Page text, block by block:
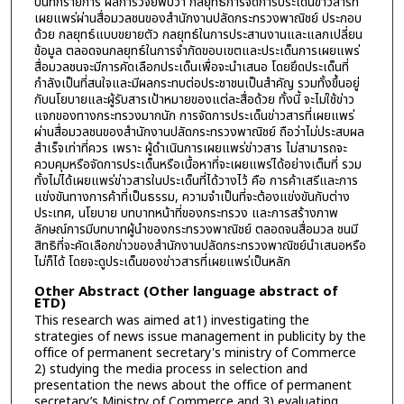
เผยแพร่ผ่านสื่อมวลชนของสำนักงานปลัดกระทรวงพาณิชย์ ประกอบ
ด้วย กลยุทธ์แบบขยายตัว กลยุทธ์ในการประสานงานและแลกเปลี่ยน
ข้อมูล ตลอดจนกลยุทธ์ในการจำกัดขอบเขตและประเด็นการเผยแพร่
สื่อมวลชนจะมีการคัดเลือกประเด็นเพื่อจะนำเสนอ โดยยึดประเด็นที่
กำลังเป็นที่สนใจและมีผลกระทบต่อประชาชนเป็นสำคัญ รวมทั้งขึ้นอยู่
กับนโยบายและผู้รับสารเป้าหมายของแต่ละสื่อด้วย ทั้งนี้ จะไม่ใช้ข่าว
แจกของทางกระทรวงมากนัก การจัดการประเด็นข่าวสารที่เผยแพร่
ผ่านสื่อมวลชนของสำนักงานปลัดกระทรวงพาณิชย์ ถือว่าไม่ประสบผล
สำเร็จเท่าที่ควร เพราะ ผู้ดำเนินการเผยแพร่ข่าวสาร ไม่สามารถจะ
ควบคุมหรือจัดการประเด็นหรือเนื้อหาที่จะเผยแพร่ได้อย่างเต็มที่ รวม
ทั้งไม่ได้เผยแพร่ข่าวสารในประเด็นที่ได้วางไว้ คือ การค้าเสรีและการ
แข่งขันทางการค้าที่เป็นธรรม, ความจำเป็นที่จะต้องแข่งขันกับต่าง
ประเทศ, นโยบาย บทบาทหน้าที่ของกระทรวง และการสร้างภาพ
ลักษณ์การมีบทบาทผู้นำของกระทรวงพาณิชย์ ตลอดจนสื่อมวล ชนมี
สิทธิที่จะคัดเลือกข่าวของสำนักงานปลัดกระทรวงพาณิชย์นำเสนอหรือ
ไม่ก็ได้ โดยจะดูประเด็นของข่าวสารที่เผยแพร่เป็นหลัก
Other Abstract (Other language abstract of
ETD)
This research was aimed at1) investigating the
strategies of news issue management in publicity by the
office of permanent secretary's ministry of Commerce
2) studying the media process in selection and
presentation the news about the office of permanent